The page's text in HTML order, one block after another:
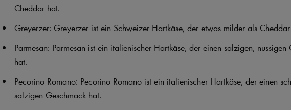
Cheddar hat.
Greyerzer: Greyerzer ist ein Schweizer Hartkäse, der etwas milder als
Parmesan: Parmesan ist ein italienischer Hartkäse, der einen salzigen, nussigen
hat.
Pecorino Romano: Pecorino Romano ist ein italienischer Hartkäse, der einen
salzigen Geschmack hat.